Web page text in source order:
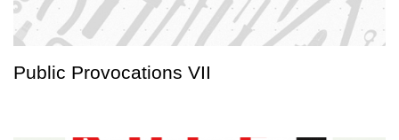
Public Provocations VII